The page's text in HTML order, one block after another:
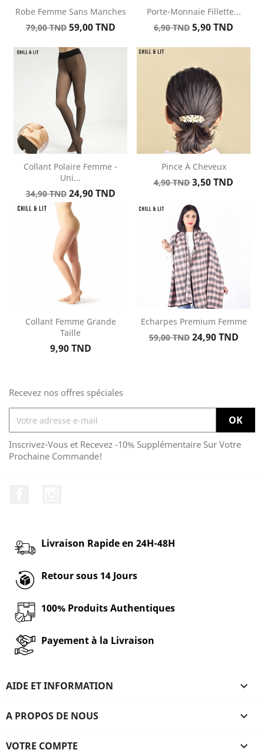
Robe Femme Sans Manches
Prix
base
79,00 TND Prix
59,00 TND
Porte-Monnaie Fillette...
Prix
base
6,90 TND Prix
5,90 TND
Collant Polaire Femme -
Uni...
Prix
de
34,90 TND Prix
24,90 TND
Pince À Cheveux
Prix
base
4,90 TND Prix
3,50 TND
Collant Femme Grande
Taille
Prix
9,90 TND
Echarpes Premium Femme
Prix
59,00 TND Prix
24,90 TND
Recevez nos offres spéciales
Inscrivez-Vous et Recevez -10% Supplémentaire Sur Votre
Prochaine Commande!
Livraison Rapide en 24H-48H
Retour sous 14 Jours
100% Produits Authentiques
Payement à la Livraison
AIDE ET INFORMATION 
A PROPOS DE NOUS 
VOTRE COMPTE 